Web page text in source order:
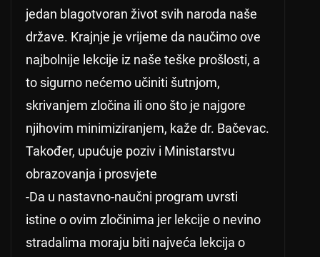
jedan blagotvoran život svih naroda naše
države. Krajnje je vrijeme da naučimo ove
najbolnije lekcije iz naše teške prošlosti, a
to sigurno nećemo učiniti šutnjom,
skrivanjem zločina ili ono što je najgore
njihovim minimiziranjem, kaže dr. Bačevac.
Također, upućuje poziv i Ministarstvu
obrazovanja i prosvjete
-Da u nastavno-naučni program uvrsti
istine o ovim zločinima jer lekcije o nevino
stradalima moraju biti najveća lekcija o